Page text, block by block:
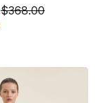
$368.00